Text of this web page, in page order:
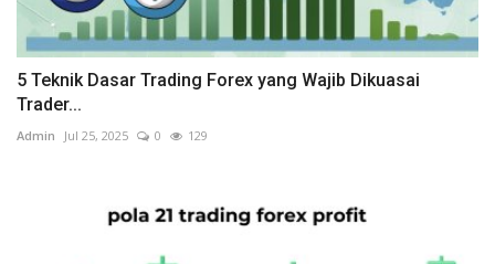
5 Teknik Dasar Trading Forex yang Wajib Dikuasai
Trader...
Admin Jul 25, 2025 0 129